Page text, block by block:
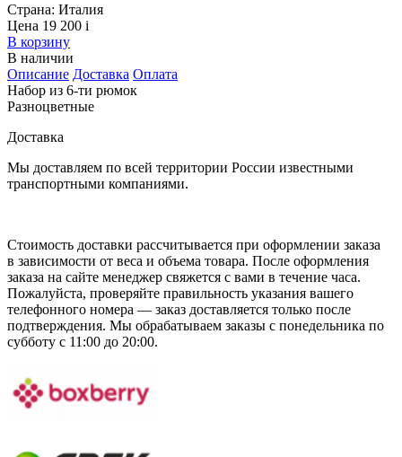
Страна: Италия
Цена 19 200 i
В корзину
В наличии
Описание Доставка Оплата
Набор из 6-ти рюмок
Разноцветные
Доставка
Мы доставляем по всей территории России известными
транспортными компаниями.
Стоимость доставки рассчитывается при оформлении заказа
в зависимости от веса и объема товара. После оформления
заказа на сайте менеджер свяжется с вами в течение часа.
Пожалуйста, проверяйте правильность указания вашего
телефонного номера — заказ доставляется только после
подтверждения. Мы обрабатываем заказы с понедельника по
субботу с 11:00 до 20:00.